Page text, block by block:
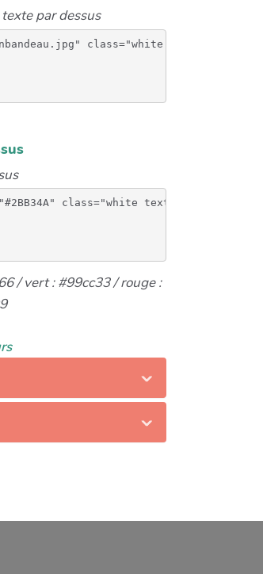
par dessus
class="white text-center
class="white text-center
/ vert : #99cc33 / rouge :